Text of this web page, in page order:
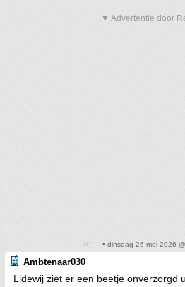
▼ Advertentie door
• dinsdag 26 mei 2026
Ambtenaar030
Lidewij ziet er een beetje onverzorgd